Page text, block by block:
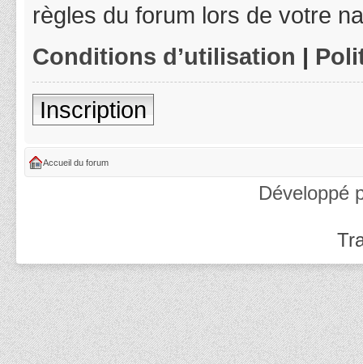
règles du forum lors de votre
Conditions d’utilisation |
Inscription
Accueil du forum
Développé